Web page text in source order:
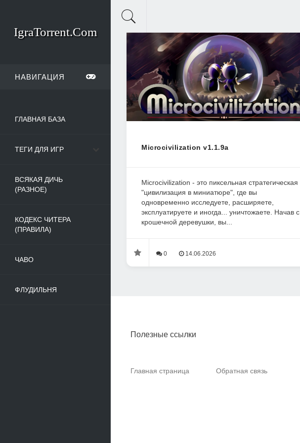
IgraTorrent.Com
НАВИГАЦИЯ
ГЛАВНАЯ БАЗА
ТЕГИ ДЛЯ ИГР
ВСЯКАЯ ДИЧЬ
(РАЗНОЕ)
КОДЕКС ЧИТЕРА
(ПРАВИЛА)
ЧАВО
ФЛУДИЛЬНЯ
Microcivilization v1.1.9a
Microcivilization - это пиксельная стратегическая
"цивилизация в миниатюре", где вы
одновременно исследуете, расширяете,
эксплуатируете и иногда... уничтожаете. Начав с
крошечной деревушки, вы...
0 14.06.2026
Полезные ссылки
Главная страница Обратная связь